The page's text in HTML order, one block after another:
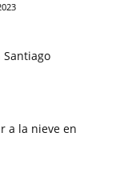
Santiago
a la nieve en